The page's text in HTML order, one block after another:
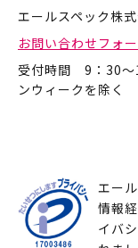
エールスペック株
お問い合わせフォ
受付時間 9：30
ンウィークを除く
エー
情報
イバ